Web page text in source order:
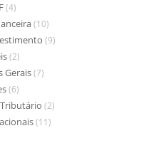
(4)
(10)
(9)
(2)
Gerais(7)
(6)
(2)
(11)